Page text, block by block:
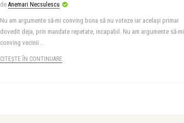
de Anemari Necsulescu
Nu am argumente să-mi conving bona să nu voteze iar același primar
dovedit deja, prin mandate repetate, incapabil. Nu am argumente să-mi
conving vecinii ..
CITEȘTE ÎN CONTINUARE